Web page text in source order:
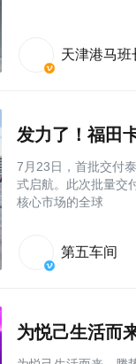
天津港马班
发力了！福田
7月23日，首批交付
式启航。此次批量交
核心市场的全球
第五车间
为悦己生活而